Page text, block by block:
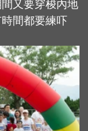
又要穿梭內地
間都要練吓